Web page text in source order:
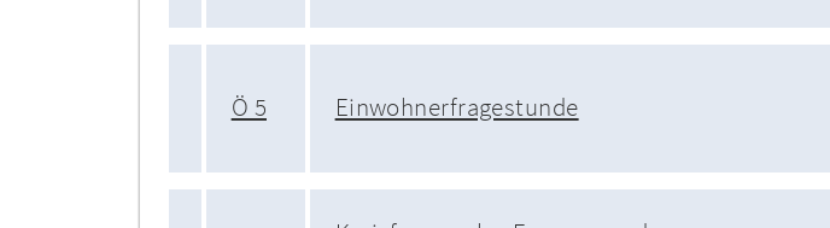
Ö 5 Einwohnerfragestunde